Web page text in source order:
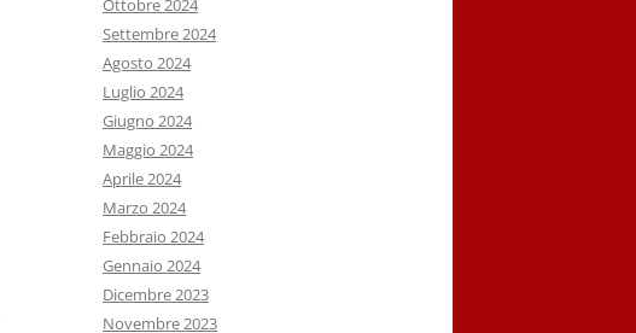
Ottobre 2024
Settembre 2024
Agosto 2024
Luglio 2024
Giugno 2024
Maggio 2024
Aprile 2024
Marzo 2024
Febbraio 2024
Gennaio 2024
Dicembre 2023
Novembre 2023